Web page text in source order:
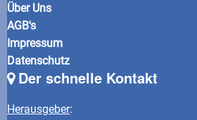
Über Uns
AGB's
Impressum
Datenschutz
Der schnelle Kontakt
Herausgeber: